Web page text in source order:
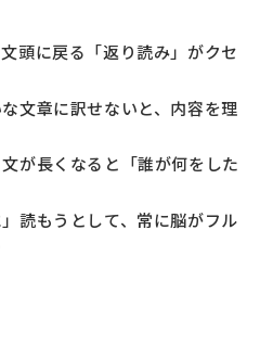
頭に戻る「返り読み」がクセ
文章に訳せないと、内容を理
が長くなると「誰が何をした
」読もうとして、常に脳がフル